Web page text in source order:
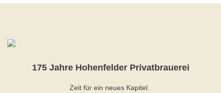
175 Jahre Hohenfelder Privatbrauerei
Zeit für ein neues Kapitel.